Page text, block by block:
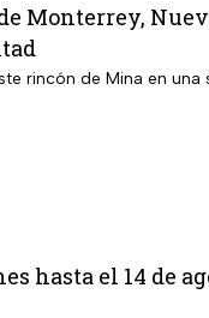
Monterrey,
rincón de Mina en
hasta el 14 de